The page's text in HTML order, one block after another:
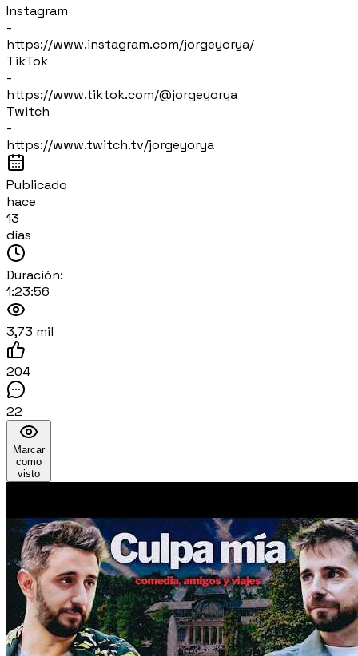
Instagram
-
https://www.instagram.com/jorgeyorya/
TikTok
-
https://www.tiktok.com/@jorgeyorya
Twitch
-
https://www.twitch.tv/jorgeyorya
Publicado
hace
13
días
Duración:
1:23:56
3,73 mil
204
22
Marcar
como
visto